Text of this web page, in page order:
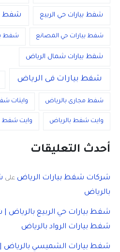
شفط بيارات حي الربيع شفط
شفط بيارات حي المصانع شفط
شفط بيارات شمال الرياض
شفط بيارات فى الرياض
شفط مجارى بالرياض وايتات
وايت شفط بالرياض وايت شفط
أحدث التعليقات
شركات شفط بيارات الرياض على
بالرياض
شفط بيارات حي الربيع بالرياض
شفط بيارات الرواد بالرياض
شفط بيارات الشميسي بالرياض